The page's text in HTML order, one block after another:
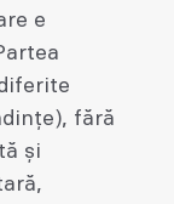
e
fără
și